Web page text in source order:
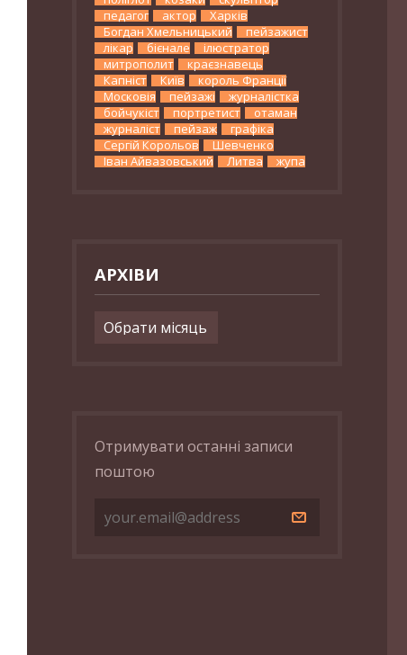
педагог
актор
Харків
Богдан Хмельницький
пейзажист
лікар
бієнале
ілюстратор
митрополит
краєзнавець
Капніст
Київ
король Франції
Московія
пейзажі
журналістка
бойчукіст
портретист
отаман
журналіст
пейзаж
графіка
Сергій Корольов
Шевченко
Іван Айвазовський
Литва жупа
АРХІВИ
Архіви
Отримувати останні записи
поштою